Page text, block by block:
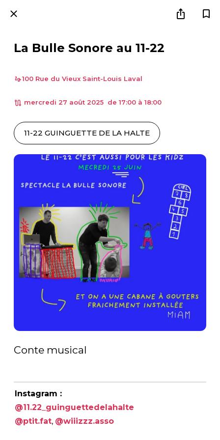
La Bulle Sonore au 11-22
100 Rue du Vieux Saint-Louis Laval
mercredi 27 août 2025  de 17:00 à 18:00
11-22 GUINGUETTE DE LA HALTE
Conte musical
Instagram :
@11.22_guinguettedelahalte
@ptit.fat, @wiiizzz.asso